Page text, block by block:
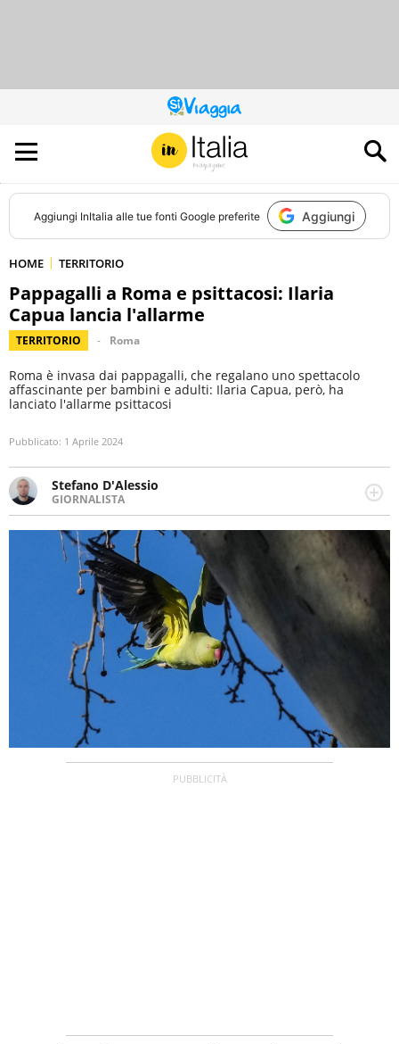
QUESTO
SITO
CONTRIBUISCE
ALL’AUDIENCE
DI
Aggiungi InItalia alle tue fonti Google preferite Aggiungi
HOME TERRITORIO
Pappagalli a Roma e psittacosi: Ilaria
Capua lancia l'allarme
TERRITORIO Roma
Roma è invasa dai pappagalli, che regalano uno spettacolo
affascinante per bambini e adulti: Ilaria Capua, però, ha
lanciato l'allarme psittacosi
Pubblicato: 1 Aprile 2024
Stefano D'Alessio
GIORNALISTA
Giornalista pubblicista, caporedattore di InItalia. Esperto
di sport e spettacolo, scrive anche di attualità, politica e
cronaca (locale e nazionale).